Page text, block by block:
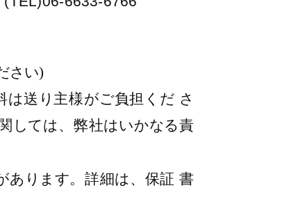
さい)
送り主様がご負担くだ さ
しては、弊社はいかなる責
あります。詳細は、保証 書